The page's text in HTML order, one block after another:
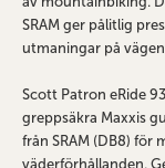
SRAM ger pålitlig
utmaningar på
Scott Patron eRide
greppsäkra Maxxis
från SRAM (DB8) för
väderförhållanden.